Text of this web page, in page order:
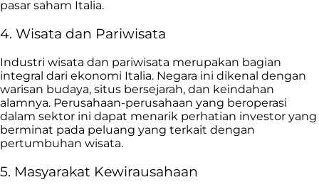
pasar saham Italia.
4. Wisata dan Pariwisata
Industri wisata dan pariwisata merupakan bagian
integral dari ekonomi Italia. Negara ini dikenal dengan
warisan budaya, situs bersejarah, dan keindahan
alamnya. Perusahaan-perusahaan yang beroperasi
dalam sektor ini dapat menarik perhatian investor yang
berminat pada peluang yang terkait dengan
pertumbuhan wisata.
5. Masyarakat Kewirausahaan